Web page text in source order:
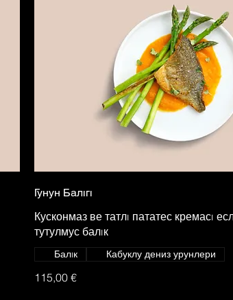
Гунун Балıгı
Кусконмаз ве татлı пататес кремасı
тутулмус балıк
115,00 €
Балıк Кабуклу дениз урунлери